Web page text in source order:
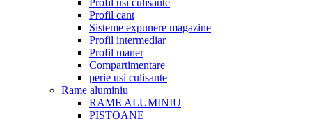
Profil usi culisante
Profil cant
Sisteme expunere magazine
Profil intermediar
Profil maner
Compartimentare
perie usi culisante
Rame aluminiu
RAME ALUMINIU
PISTOANE